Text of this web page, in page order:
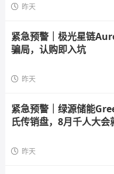
昨天
紧急预警｜极光星链
骗局，认购即入坑
昨天
紧急预警｜绿源储能
氏传销盘，8月千人大会
昨天